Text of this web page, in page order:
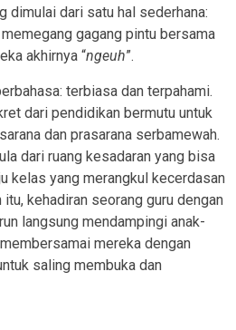
dimulai dari satu hal sederhana:
gagang pintu bersama
akhirnya “ngeuh”.
terbiasa dan terpahami.
dari pendidikan bermutu untuk
dan prasarana serbamewah.
dari ruang kesadaran yang bisa
kelas yang merangkul kecerdasan
kehadiran seorang guru dengan
langsung mendampingi anak-
mereka dengan
saling membuka dan